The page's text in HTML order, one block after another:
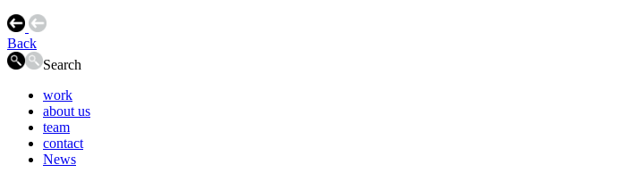
Back
Search
work
about us
team
contact
News